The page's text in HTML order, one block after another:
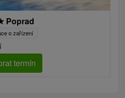
Poprad
o zařízení
termín